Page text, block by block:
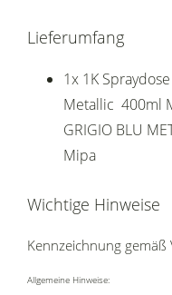
Lieferumfang
1x 1K
Metallic 400ml
GRIGIO BLU
Mipa
Wichtige Hinweise
Kennzeichnung
Allgemeine Hinweise: